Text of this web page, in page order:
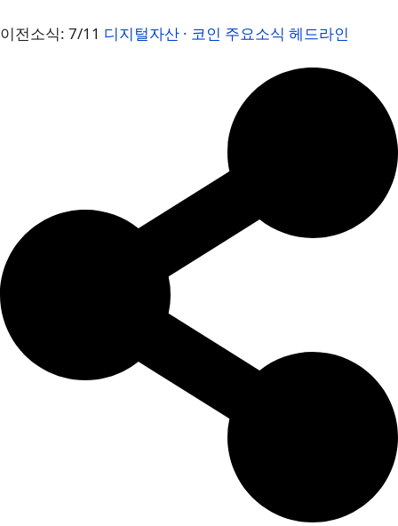
이전소식: 7/11 디지털자산 · 코인 주요소식 헤드라인